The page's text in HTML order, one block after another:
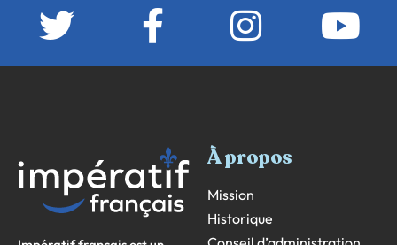
À propos
Mission
Historique